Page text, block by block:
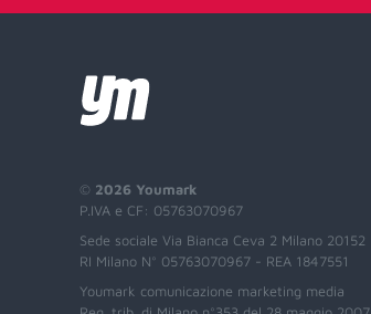
© 2026 Youmark
P.IVA e CF: 05763070967
Sede sociale Via Bianca Ceva 2 Milano 20152
RI Milano N° 05763070967 - REA 1847551
Youmark comunicazione marketing media